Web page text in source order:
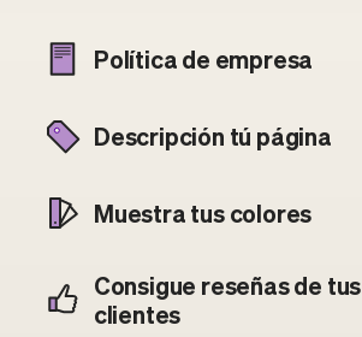
Política de empresa
Descripción tú página
Muestra tus colores
Consigue reseñas de tus
clientes